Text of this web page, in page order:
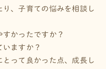
、子育ての悩みを相談し
かったですか？
ますか？
って良かった点、成長し